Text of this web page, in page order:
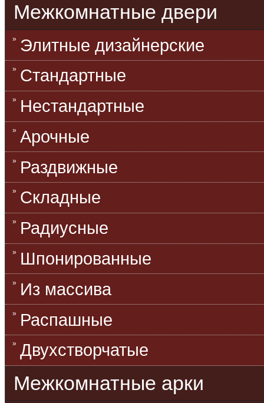
Межкомнатные двери
Элитные дизайнерские
Стандартные
Нестандартные
Арочные
Раздвижные
Складные
Радиусные
Шпонированные
Из массива
Распашные
Двухстворчатые
Межкомнатные арки